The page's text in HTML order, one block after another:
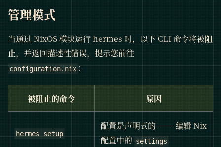
管理模式
当通过 NixOS 模块运行 hermes 时，以下 CLI 命令将被阻
止，并返回描述性错误，提示您前往
configuration.nix ：
被阻止的命令 原因
hermes setup
配置是声明式的 —— 编辑 Nix
配置中的 settings